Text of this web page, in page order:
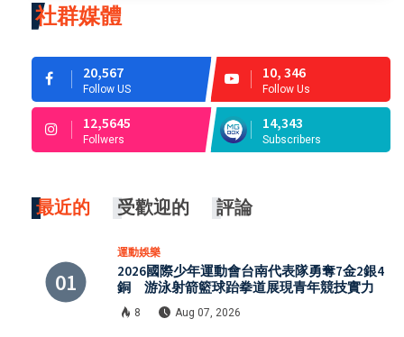
社群媒體
20,567
Follow US
10, 346
Follow Us
12,5645
Follwers
14,343
Subscribers
最近的 受歡迎的 評論
運動娛樂
2026國際少年運動會台南代表隊勇奪7金2銀4
銅 游泳射箭籃球跆拳道展現青年競技實力
8 Aug 07, 2026